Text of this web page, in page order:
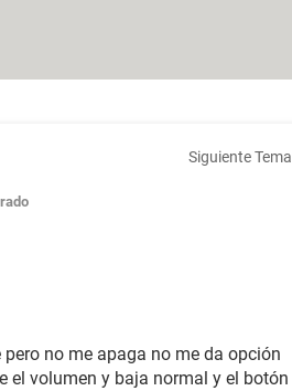
Siguiente Tema
no me apaga no me da opción
el volumen y baja normal y el botón